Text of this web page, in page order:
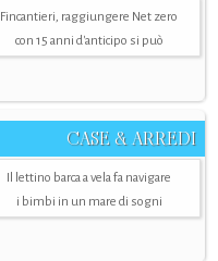
Fincantieri, raggiungere Net zero
con 15 anni d'anticipo si può
CASE & ARREDI
Il lettino barca a vela fa navigare
i bimbi in un mare di sogni